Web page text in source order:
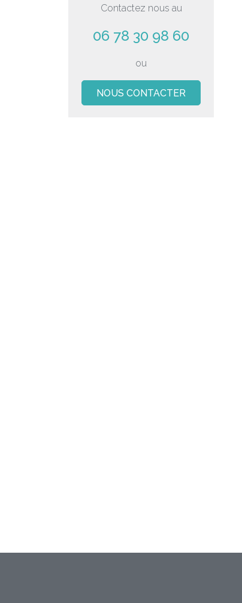
Contactez nous au
06 78 30 98 60
ou
NOUS CONTACTER